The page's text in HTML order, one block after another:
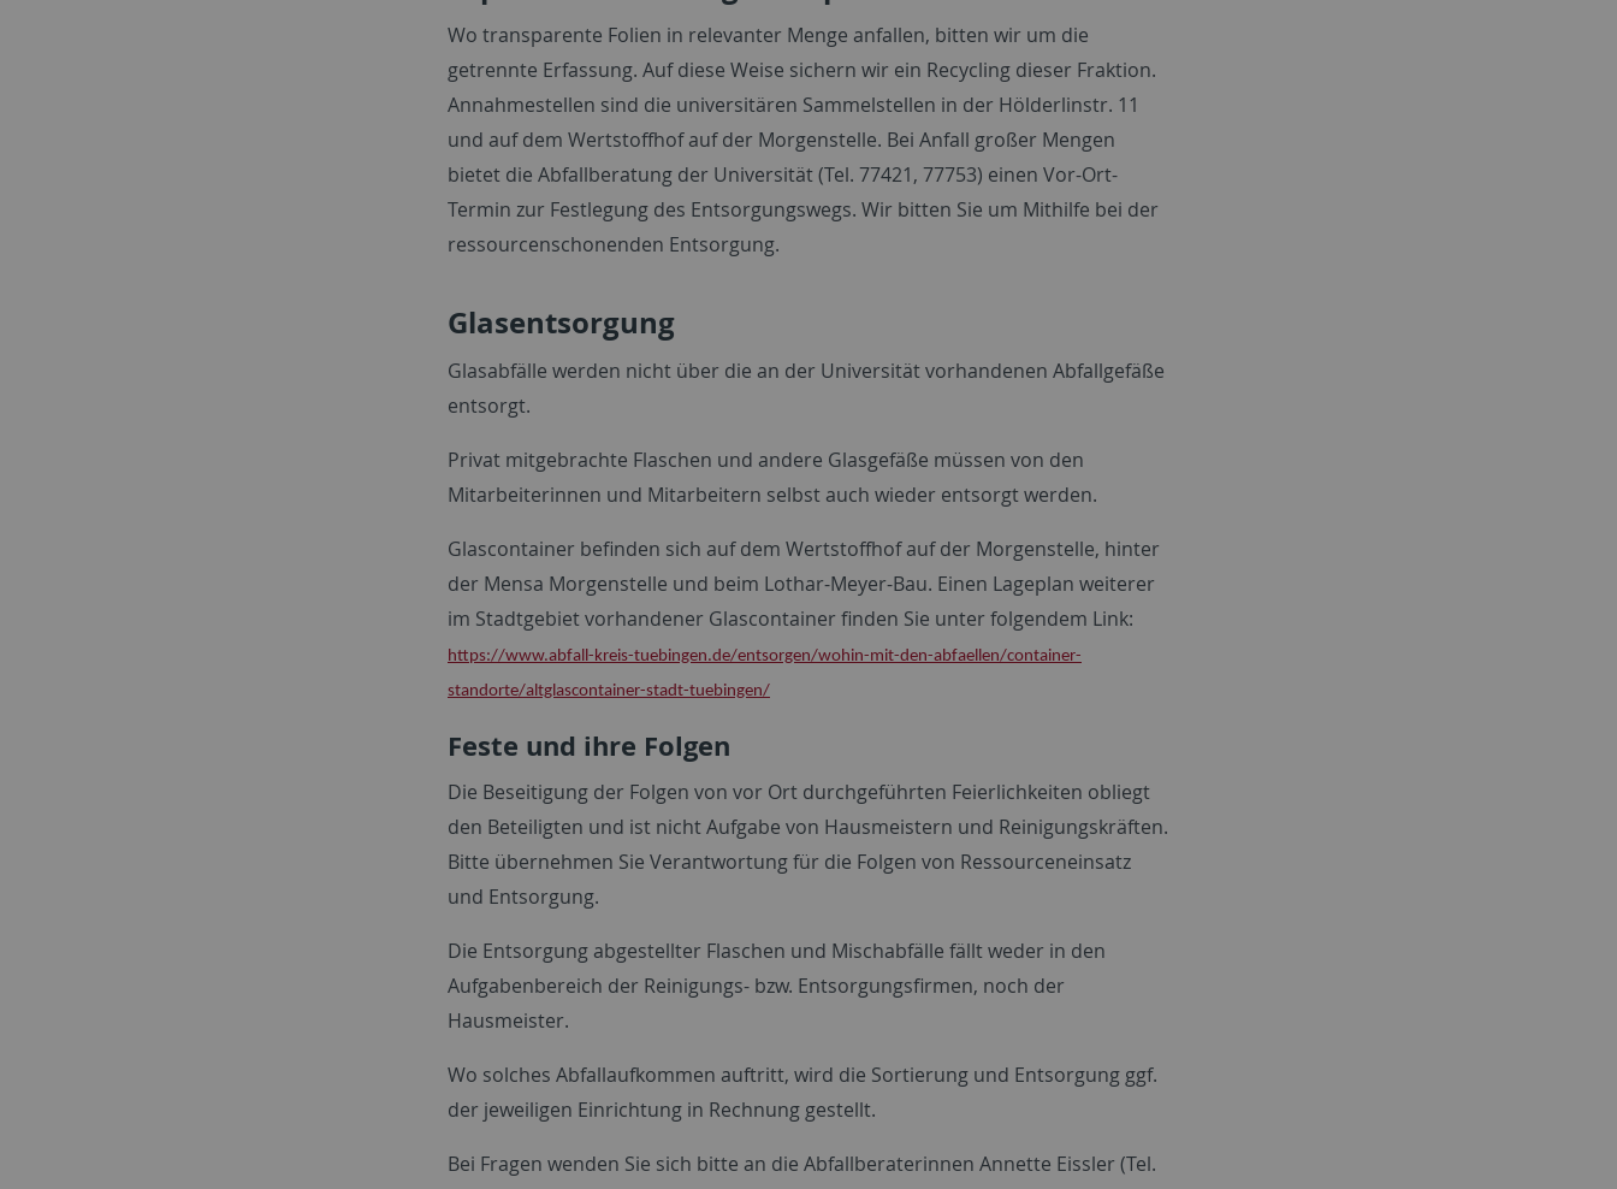
Wo transparente Folien in relevanter Menge anfallen, bitten wir um die
getrennte Erfassung. Auf diese Weise sichern wir ein Recycling dieser Fraktion.
Annahmestellen sind die universitären Sammelstellen in der Hölderlinstr. 11
und auf dem Wertstoffhof auf der Morgenstelle. Bei Anfall großer Mengen
bietet die Abfallberatung der Universität (Tel. 77421, 77753) einen Vor-Ort-
Termin zur Festlegung des Entsorgungswegs. Wir bitten Sie um Mithilfe bei der
ressourcenschonenden Entsorgung.
Glasentsorgung
Glasabfälle werden nicht über die an der Universität vorhandenen Abfallgefäße
entsorgt.
Privat mitgebrachte Flaschen und andere Glasgefäße müssen von den
Mitarbeiterinnen und Mitarbeitern selbst auch wieder entsorgt werden.
Glascontainer befinden sich auf dem Wertstoffhof auf der Morgenstelle, hinter
der Mensa Morgenstelle und beim Lothar-Meyer-Bau. Einen Lageplan weiterer
im Stadtgebiet vorhandener Glascontainer finden Sie unter folgendem Link:
https://www.abfall-kreis-tuebingen.de/entsorgen/wohin-mit-den-abfaellen/container-
standorte/altglascontainer-stadt-tuebingen/
Feste und ihre Folgen
Die Beseitigung der Folgen von vor Ort durchgeführten Feierlichkeiten obliegt
den Beteiligten und ist nicht Aufgabe von Hausmeistern und Reinigungskräften.
Bitte übernehmen Sie Verantwortung für die Folgen von Ressourceneinsatz
und Entsorgung.
Die Entsorgung abgestellter Flaschen und Mischabfälle fällt weder in den
Aufgabenbereich der Reinigungs- bzw. Entsorgungsfirmen, noch der
Hausmeister.
Wo solches Abfallaufkommen auftritt, wird die Sortierung und Entsorgung ggf.
der jeweiligen Einrichtung in Rechnung gestellt.
Bei Fragen wenden Sie sich bitte an die Abfallberaterinnen Annette Eissler (Tel.